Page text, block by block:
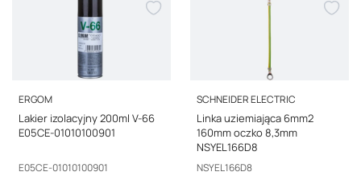
PRODUCENT
ERGOM
Lakier izolacyjny 200ml V-66
E05CE-01010100901
Kod producenta
E05CE-01010100901
PRODUCENT
SCHNEIDER ELECTRIC
Linka uziemiająca 6mm2
160mm oczko 8,3mm
NSYEL166D8
Kod producenta
NSYEL166D8